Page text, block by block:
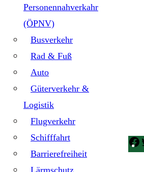
Personennahverkahr
(ÖPNV)
Busverkehr
Rad & Fuß
Auto
Güterverkehr &
Logistik
Flugverkehr
Schifffahrt
Barrierefreiheit
Lärmschutz